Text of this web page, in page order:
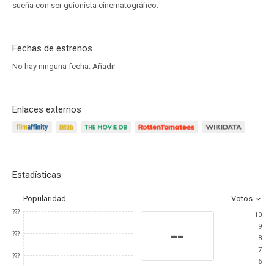
sueña con ser guionista cinematográfico.
Fechas de estrenos
No hay ninguna fecha. Añadir
Enlaces externos
Estadísticas
Popularidad Votos
???
???
???
--
10
9
8
7
6